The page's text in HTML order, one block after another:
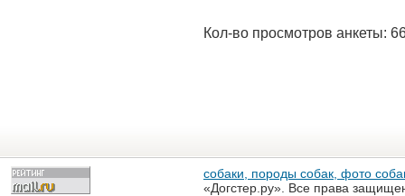
Кол-во просмотров анкеты:
собаки, породы собак, фото
«Догстер.ру». Все права